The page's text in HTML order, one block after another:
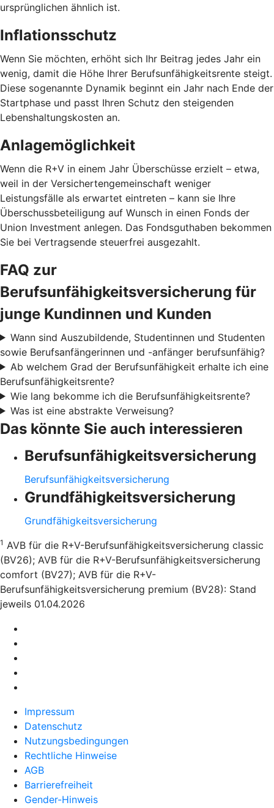
ursprünglichen ähnlich ist.
Inflationsschutz
Wenn Sie möchten, erhöht sich Ihr Beitrag jedes Jahr ein
wenig, damit die Höhe Ihrer Berufsunfähigkeitsrente steigt.
Diese sogenannte Dynamik beginnt ein Jahr nach Ende der
Startphase und passt Ihren Schutz den steigenden
Lebenshaltungskosten an.
Anlagemöglichkeit
Wenn die R+V in einem Jahr Überschüsse erzielt – etwa,
weil in der Versichertengemeinschaft weniger
Leistungsfälle als erwartet eintreten – kann sie Ihre
Überschussbeteiligung auf Wunsch in einen Fonds der
Union Investment anlegen. Das Fondsguthaben bekommen
Sie bei Vertragsende steuerfrei ausgezahlt.
FAQ zur
Berufsunfähigkeitsversicherung für
junge Kundinnen und Kunden
Wann sind Auszubildende, Studentinnen und Studenten
sowie Berufsanfängerinnen und -anfänger berufsunfähig?
Ab welchem Grad der Berufsunfähigkeit erhalte ich eine
Berufsunfähigkeitsrente?
Wie lang bekomme ich die Berufsunfähigkeitsrente?
Was ist eine abstrakte Verweisung?
Das könnte Sie auch interessieren
Berufsunfähigkeitsversicherung
Berufsunfähigkeitsversicherung
Grundfähigkeitsversicherung
Grundfähigkeitsversicherung
1 AVB für die R+V-Berufsunfähigkeitsversicherung classic
(BV26); AVB für die R+V-Berufsunfähigkeitsversicherung
comfort (BV27); AVB für die R+V-
Berufsunfähigkeitsversicherung premium (BV28): Stand
jeweils 01.04.2026
Impressum
Datenschutz
Nutzungsbedingungen
Rechtliche Hinweise
AGB
Barrierefreiheit
Gender-Hinweis